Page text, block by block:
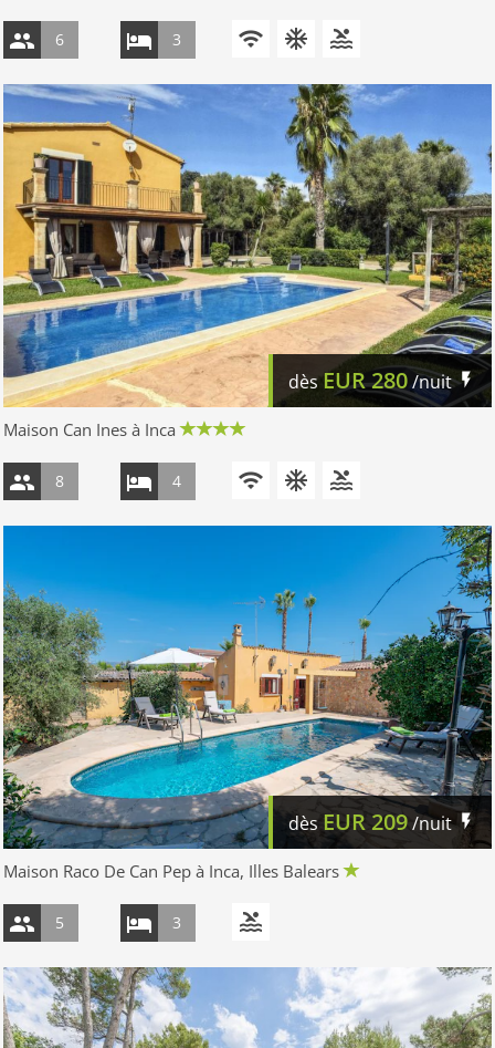
6 3
dèsEUR280/nuit
Maison Can Ines à Inca
8 4
dèsEUR209/nuit
Maison Raco De Can Pep à Inca, Illes Balears
5 3